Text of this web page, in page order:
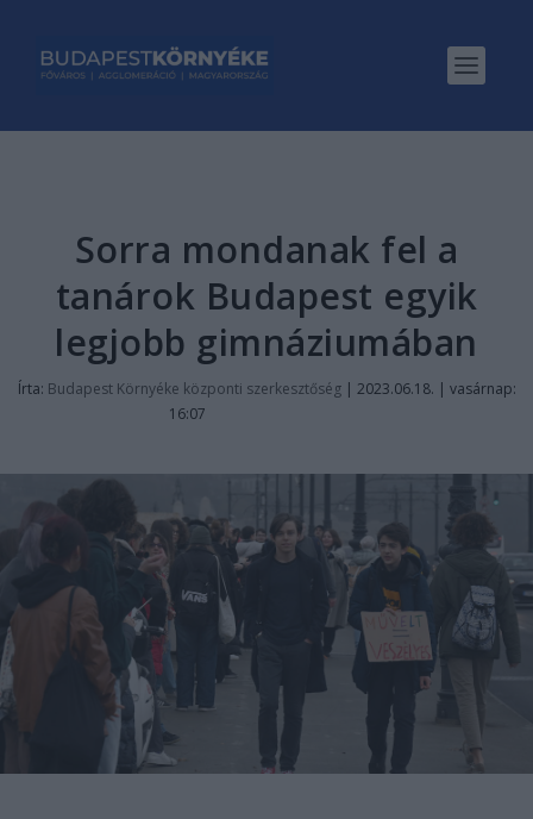
Sorra mondanak fel a
tanárok Budapest egyik
legjobb gimnáziumában
Írta: Budapest Környéke központi szerkesztőség| 2023.06.18. | vasárnap:
16:07